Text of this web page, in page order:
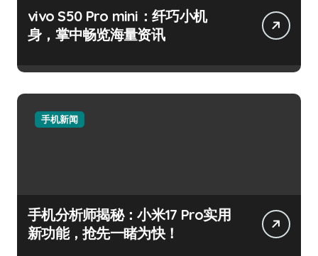
vivo S50 Pro mini：纤巧小机
身，掌中畅览海量资讯
手机新闻
手机分析师揭秘：小米17 Pro实用
新功能，抢先一睹为快！